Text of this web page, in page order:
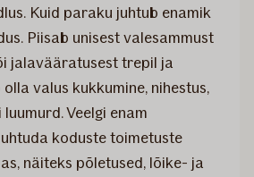
Kuid paraku juhtub enamik
Piisab unisest valesammust
jalavääratusest trepil ja
valus kukkumine, nihestus,
Veelgi enam
koduste toimetuste
näiteks põletused, lõike- ja